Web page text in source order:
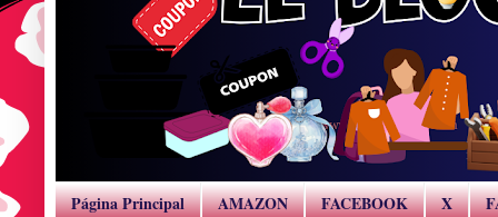
Página Principal AMAZON FACEBOOK X